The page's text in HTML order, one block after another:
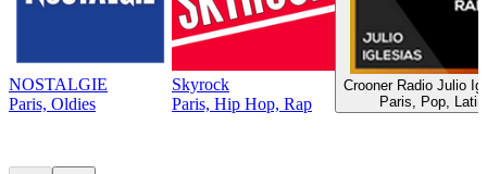
NOSTALGIE
Paris, Oldies
Skyrock
Paris, Hip Hop, Rap
Crooner Radio Julio
Paris, Pop, Latin